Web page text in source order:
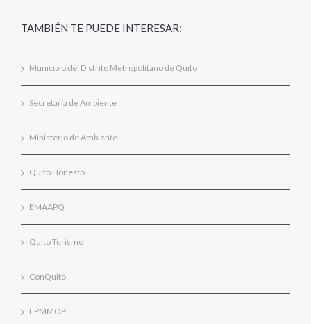
TAMBIÉN TE PUEDE INTERESAR:
Municipio del Distrito Metropolitano de Quito
Secretaría de Ambiente
Ministerio de Ambiente
Quito Honesto
EMAAPQ
Quito Turismo
ConQuito
EPMMOP